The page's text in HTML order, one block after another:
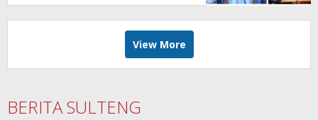
View More
BERITA SULTENG